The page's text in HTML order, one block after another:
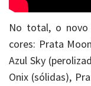
No total, o novo
cores: Prata
Azul Sky
Onix (sólidas),